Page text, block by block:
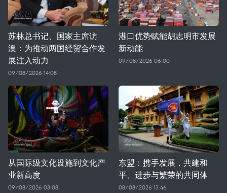
苏林总书记、国家主席访
澳：为推动两国经贸合作发
展注入动力
09/08/2026 14:08
港口优势赋能胡志明市发展
新动能
09/08/2026 06:00
从国际级文化设施到文化产
业新高度
09/08/2026 03:08
东盟：携手发展，共建和
平、进步与繁荣的共同体
08/08/2026 13:46